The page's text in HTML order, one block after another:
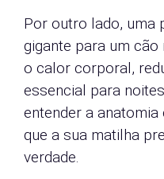
Por outro lado, uma
gigante para um
o calor corporal,
essencial para
entender a
que a sua matilha
verdade.